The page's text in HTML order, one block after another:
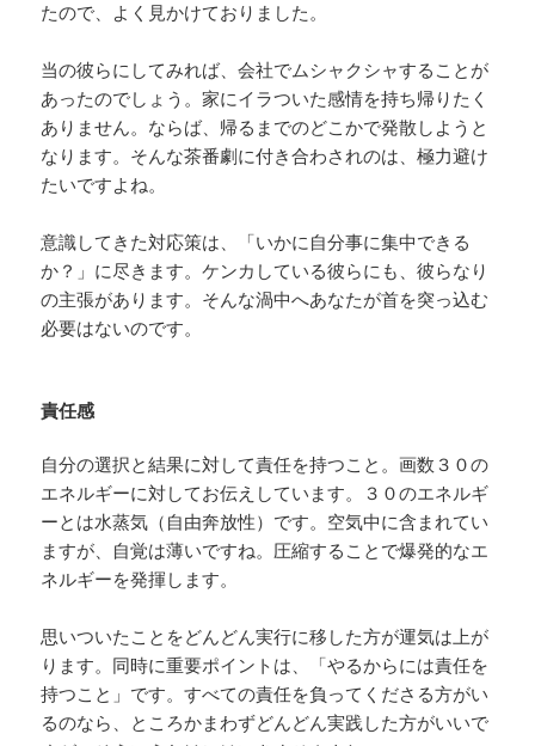
たので、よく見かけておりました。
当の彼らにしてみれば、会社でムシャクシャすることが
あったのでしょう。家にイラついた感情を持ち帰りたく
ありません。ならば、帰るまでのどこかで発散しようと
なります。そんな茶番劇に付き合わされのは、極力避け
たいですよね。
意識してきた対応策は、「いかに自分事に集中できる
か？」に尽きます。ケンカしている彼らにも、彼らなり
の主張があります。そんな渦中へあなたが首を突っ込む
必要はないのです。
責任感
自分の選択と結果に対して責任を持つこと。画数３０の
エネルギーに対してお伝えしています。３０のエネルギ
ーとは水蒸気（自由奔放性）です。空気中に含まれてい
ますが、自覚は薄いですね。圧縮することで爆発的なエ
ネルギーを発揮します。
思いついたことをどんどん実行に移した方が運気は上が
ります。同時に重要ポイントは、「やるからには責任を
持つこと」です。すべての責任を負ってくださる方がい
るのなら、ところかまわずどんどん実践した方がいいで